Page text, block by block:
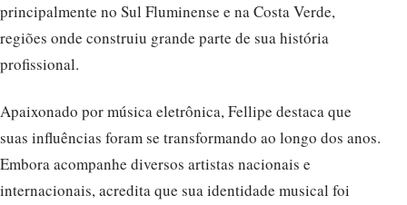
principalmente no Sul Fluminense e na Costa Verde,
regiões onde construiu grande parte de sua história
profissional.
Apaixonado por música eletrônica, Fellipe destaca que
suas influências foram se transformando ao longo dos anos.
Embora acompanhe diversos artistas nacionais e
internacionais, acredita que sua identidade musical foi